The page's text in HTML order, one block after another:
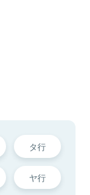
タ行
ヤ行